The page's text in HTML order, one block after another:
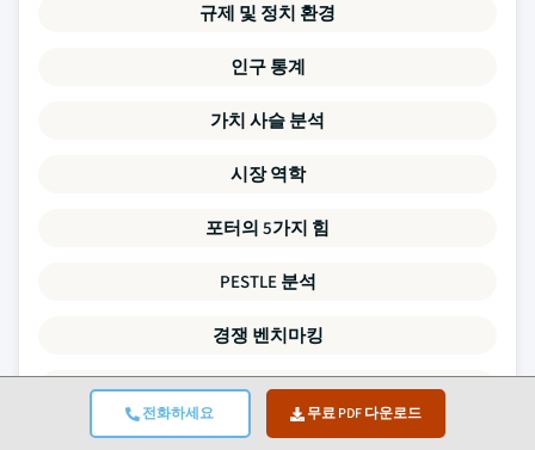
전화하세요 무료 PDF 다운로드
규제 및 정치 환경
인구 통계
가치 사슬 분석
시장 역학
포터의 5가지 힘
PESTLE 분석
경쟁 벤치마킹
수요-공급 격차 분석
가격 동향